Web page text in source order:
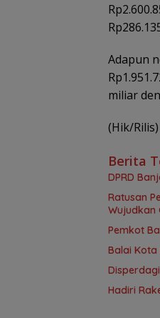
Adapun
miliar
(Hik/Rilis)
Berita
DPRD
Ratusan
Wujudkan
Pemkot
Balai Kota
Hadiri